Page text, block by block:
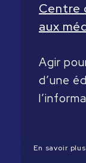
Centre
aux
Agir
d’une
En savoir plus